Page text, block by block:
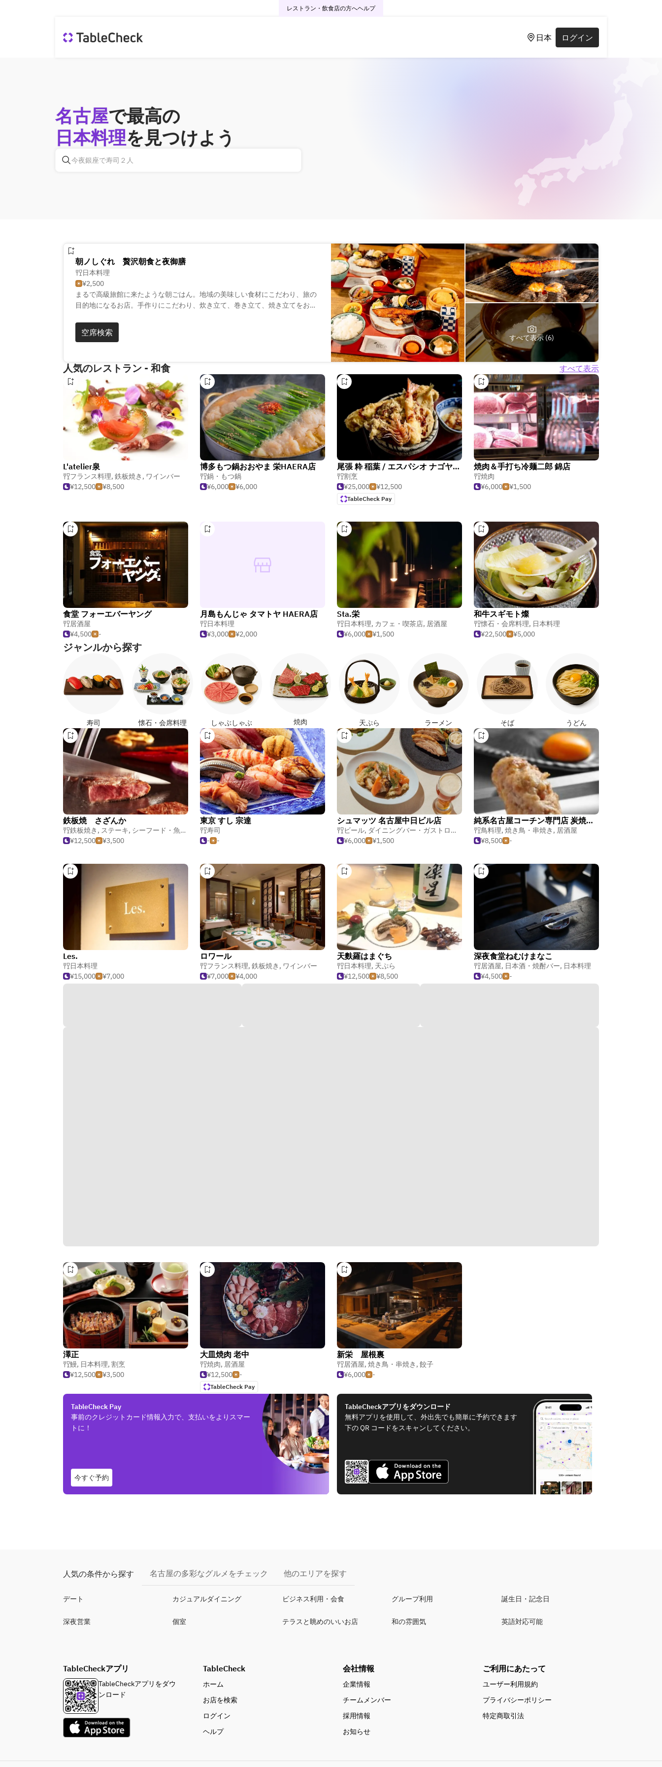
レストラン・飲食店の方へヘルプ
日本 ログイン
名古屋で最高の
日本料理を見つけよう
朝ノしぐれ 贅沢朝食と夜御膳
日本料理
¥2,500
まるで高級旅館に来たような朝ごはん。地域の美味しい食材にこだわり、旅の
目的地になるお店。手作りにこだわり、炊き立て、巻き立て、焼き立てをお届
空席検索
すべて表示 (6)
人気のレストラン - 和食 すべて表示
L'atelier泉
フランス料理, 鉄板焼き , ワインバー
¥12,500
¥8,500
博多もつ鍋おおやま 栄HAERA店
鍋・もつ鍋
¥6,000
¥6,000
尾張 粋 稲葉 / エスパシオ ナゴヤキャッスル
割烹
¥25,000
¥12,500
TableCheck Pay
焼肉＆手打ち冷麺二郎 錦店
焼肉
¥6,000
¥1,500
食堂 フォーエバーヤング
居酒屋
¥4,500
-
月島もんじゃ タマトヤ HAERA店
日本料理
¥3,000
¥2,000
Sta.栄
日本料理, カフェ・喫茶店, 居酒屋
¥6,000
¥1,500
和牛スギモト燦
懐石・会席料理, 日本料理
¥22,500
¥5,000
ジャンルから探す
寿司 懐石・会席料理 しゃぶしゃぶ 焼肉 天ぷら ラーメン そば うどん
鉄板焼 さざんか
鉄板焼き , ステーキ, シーフード・魚介料理
¥12,500
¥3,500
東京 すし 宗達
寿司
-
-
シュマッツ 名古屋中日ビル店
ビール, ダイニングバー・ガストロパブ
居酒屋
¥6,000
¥1,500
純系名古屋コーチン専門店 炭焼ちきんかばぶ
鳥料理, 焼き鳥・串焼き , 居酒屋
¥8,500
-
Les.
日本料理
¥15,000
¥7,000
ロワール
フランス料理, 鉄板焼き , ワインバー
¥7,000
¥4,000
天麩羅はまぐち
日本料理, 天ぷら
¥12,500
¥8,500
深夜食堂ねむけまなこ
居酒屋, 日本酒・焼酎バー, 日本料理
¥4,500
-
澤正
鰻, 日本料理, 割烹
¥12,500
¥3,500
大皿焼肉 老中
焼肉, 居酒屋
¥12,500
-
TableCheck Pay
新栄 屋根裏
居酒屋, 焼き鳥・串焼き , 餃子
¥6,000
-
TableCheck Pay
事前のクレジットカード情報入力で、支払いをよりスマー
トに！
今すぐ予約
TableCheckアプリをダウンロード
無料アプリを使用して、外出先でも簡単に予約できます
下の QR コードをスキャンしてください。
人気の条件から探す 名古屋の多彩なグルメをチェック 他のエリアを探す
デート カジュアルダイニング ビジネス利用・会食 グループ利用 誕生日・記念日
深夜営業 個室 テラスと眺めのいいお店 和の雰囲気 英語対応可能
TableCheckアプリ
TableCheckアプリをダウ
ンロード
TableCheck
ホーム
お店を検索
ログイン
ヘルプ
会社情報
企業情報
チームメンバー
採用情報
お知らせ
ご利用にあたって
ユーザー利用規約
プライバシーポリシー
特定商取引法